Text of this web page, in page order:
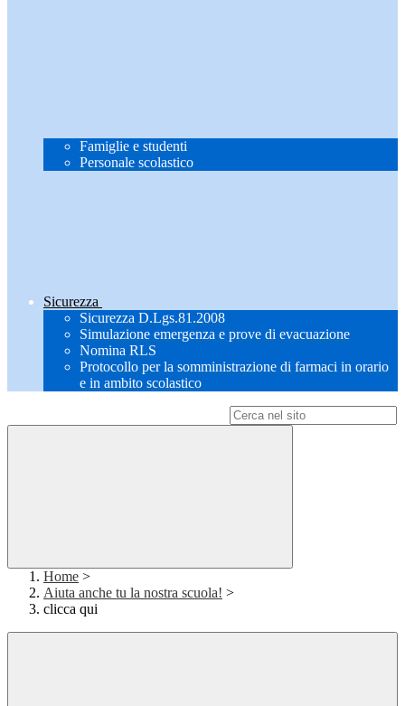
Famiglie e studenti
Personale scolastico
Sicurezza
Sicurezza D.Lgs.81.2008
Simulazione emergenza e prove di evacuazione
Nomina RLS
Protocollo per la somministrazione di farmaci in orario
e in ambito scolastico
Home >
Aiuta anche tu la nostra scuola! >
clicca qui